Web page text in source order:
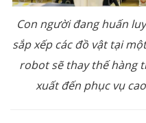
Con người đang huấn
sắp xếp các đồ vật tại
robot sẽ thay thế hàng
xuất đến phục vụ